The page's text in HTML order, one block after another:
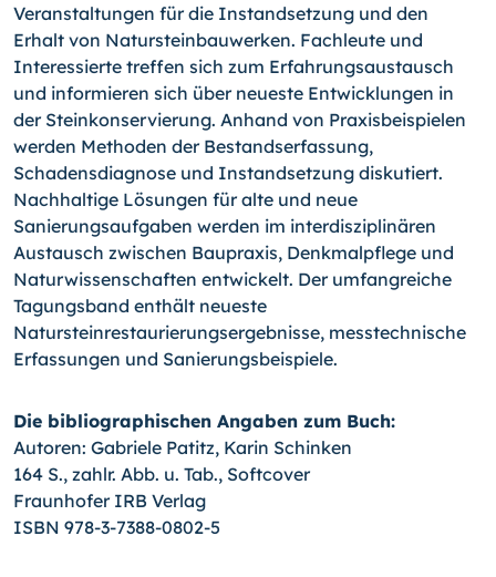
Veranstaltungen für die Instandsetzung und den
Erhalt von Natursteinbauwerken. Fachleute und
Interessierte treffen sich zum Erfahrungsaustausch
und informieren sich über neueste Entwicklungen in
der Steinkonservierung. Anhand von Praxisbeispielen
werden Methoden der Bestandserfassung,
Schadensdiagnose und Instandsetzung diskutiert.
Nachhaltige Lösungen für alte und neue
Sanierungsaufgaben werden im interdisziplinären
Austausch zwischen Baupraxis, Denkmalpflege und
Naturwissenschaften entwickelt. Der umfangreiche
Tagungsband enthält neueste
Natursteinrestaurierungsergebnisse, messtechnische
Erfassungen und Sanierungsbeispiele.
Die bibliographischen Angaben zum Buch:
Autoren: Gabriele Patitz, Karin Schinken
164 S., zahlr. Abb. u. Tab., Softcover
Fraunhofer IRB Verlag
ISBN 978-3-7388-0802-5